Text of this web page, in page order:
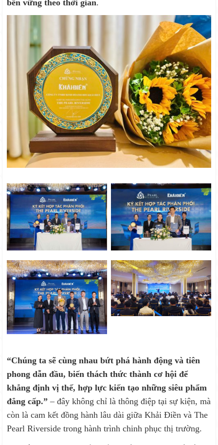
bền vững theo thời gian.
“Chúng ta sẽ cùng nhau bứt phá hành động và tiên
phong dẫn đầu, biến thách thức thành cơ hội để
khẳng định vị thế, hợp lực kiến tạo những siêu phẩm
đẳng cấp.” – đây không chỉ là thông điệp tại sự kiện, mà
còn là cam kết đồng hành lâu dài giữa Khải Điền và The
Pearl Riverside trong hành trình chinh phục thị trường.